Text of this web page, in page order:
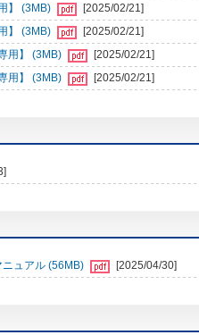
】 (3MB)
[2025/02/21]
】 (3MB)
[2025/02/21]
用】 (3MB)
[2025/02/21]
用】 (3MB)
[2025/02/21]
ュアル (56MB) [2025/04/30]